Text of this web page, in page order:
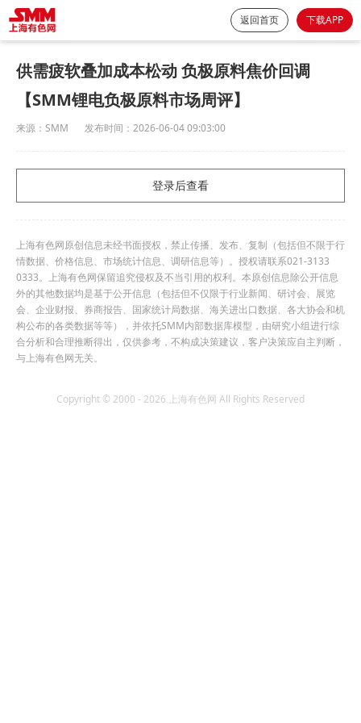
返回首页 下载APP
供需疲软叠加成本松动 负极原料焦价回调
【SMM锂电负极原料市场周评】
来源： SMM 发布时间： 2026-06-04 09:03:00
登录后查看
上海有色网原创信息未经书面授权，禁止传播、发布、复制（包括但不限于行
情数据、价格信息、市场统计信息、调研信息等）。授权请联系021-3133
0333。上海有色网保留追究侵权及不当引用的权利。本原创信息除公开信息
外的其他数据均是基于公开信息（包括但不仅限于行业新闻、研讨会、展览
会、企业财报、券商报告、国家统计局数据、海关进出口数据、各大协会和机
构公布的各类数据等等），并依托SMM内部数据库模型，由研究小组进行综
合分析和合理推断得出，仅供参考，不构成决策建议，客户决策应自主判断，
与上海有色网无关。
Copyright © 2000 - 2026 上海有色网 All Rights Reserved